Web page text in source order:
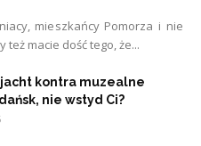
mieszkańcy Pomorza i nie
macie dość tego, że...
jacht kontra muzealne
nie wstyd Ci?